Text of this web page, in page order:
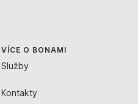
VÍCE O BONAMI
Služby
Kontakty